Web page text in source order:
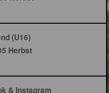
(U16)
Herbst
& Instagram